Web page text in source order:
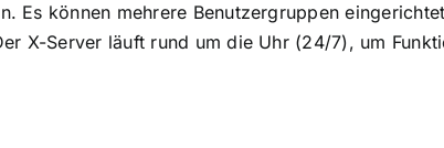
Es können mehrere Benutzergruppen
X-Server läuft rund um die Uhr (24/7), um